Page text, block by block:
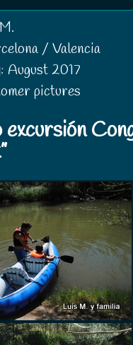
/ Valencia
August 2017
pictures
excursión